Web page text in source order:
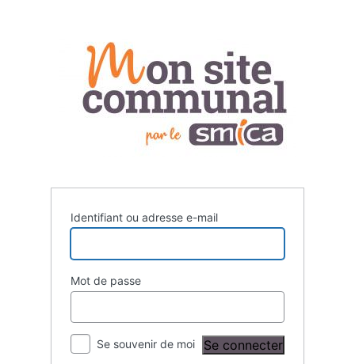
connecter
Identifiant ou adresse e-mail
Mot de passe
Se souvenir de moi